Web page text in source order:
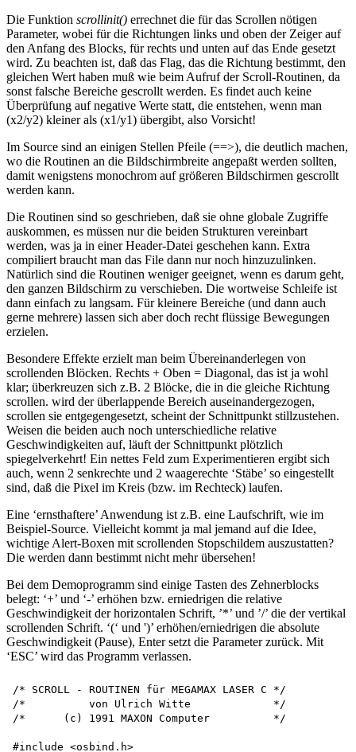
Die Funktion scrollinit() errechnet die für das Scrollen nötigen
Parameter, wobei für die Richtungen links und oben der Zeiger auf
den Anfang des Blocks, für rechts und unten auf das Ende gesetzt
wird. Zu beachten ist, daß das Flag, das die Richtung bestimmt, den
gleichen Wert haben muß wie beim Aufruf der Scroll-Routinen, da
sonst falsche Bereiche gescrollt werden. Es findet auch keine
Überprüfung auf negative Werte statt, die entstehen, wenn man
(x2/y2) kleiner als (x1/y1) übergibt, also Vorsicht!
Im Source sind an einigen Stellen Pfeile (==>), die deutlich machen,
wo die Routinen an die Bildschirmbreite angepaßt werden sollten,
damit wenigstens monochrom auf größeren Bildschirmen gescrollt
werden kann.
Die Routinen sind so geschrieben, daß sie ohne globale Zugriffe
auskommen, es müssen nur die beiden Strukturen vereinbart
werden, was ja in einer Header-Datei geschehen kann. Extra
compiliert braucht man das File dann nur noch hinzuzulinken.
Natürlich sind die Routinen weniger geeignet, wenn es darum geht,
den ganzen Bildschirm zu verschieben. Die wortweise Schleife ist
dann einfach zu langsam. Für kleinere Bereiche (und dann auch
gerne mehrere) lassen sich aber doch recht flüssige Bewegungen
erzielen.
Besondere Effekte erzielt man beim Übereinanderlegen von
scrollenden Blöcken. Rechts + Oben = Diagonal, das ist ja wohl
klar; überkreuzen sich z.B. 2 Blöcke, die in die gleiche Richtung
scrollen. wird der überlappende Bereich auseinandergezogen,
scrollen sie entgegengesetzt, scheint der Schnittpunkt stillzustehen.
Weisen die beiden auch noch unterschiedliche relative
Geschwindigkeiten auf, läuft der Schnittpunkt plötzlich
spiegelverkehrt! Ein nettes Feld zum Experimentieren ergibt sich
auch, wenn 2 senkrechte und 2 waagerechte ‘Stäbe’ so eingestellt
sind, daß die Pixel im Kreis (bzw. im Rechteck) laufen.
Eine ‘ernsthaftere’ Anwendung ist z.B. eine Laufschrift, wie im
Beispiel-Source. Vielleicht kommt ja mal jemand auf die Idee,
wichtige Alert-Boxen mit scrollenden Stopschildem auszustatten?
Die werden dann bestimmt nicht mehr übersehen!
Bei dem Demoprogramm sind einige Tasten des Zehnerblocks
belegt: ‘+’ und ‘-’ erhöhen bzw. erniedrigen die relative
Geschwindigkeit der horizontalen Schrift, ’*’ und ’/’ die der vertikal
scrollenden Schrift. ‘(‘ und ')’ erhöhen/erniedrigen die absolute
Geschwindigkeit (Pause), Enter setzt die Parameter zurück. Mit
‘ESC’ wird das Programm verlassen.
/* SCROLL - ROUTINEN für MEGAMAX LASER C */
/*          von Ulrich Witte             */
/*      (c) 1991 MAXON Computer          */
#include <osbind.h>